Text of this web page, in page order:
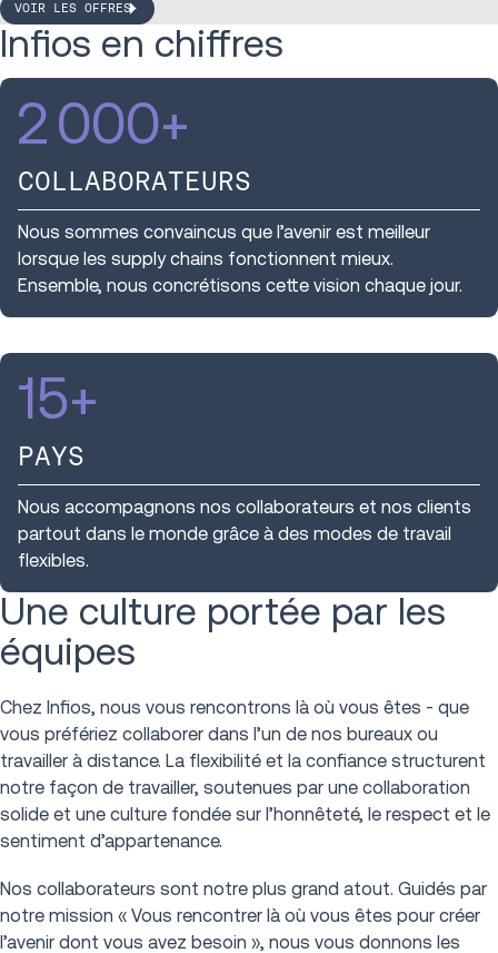
VOIR LES OFFRES
Infios en chiffres
2 000+
COLLABORATEURS
Nous sommes convaincus que l’avenir est meilleur
lorsque les supply chains fonctionnent mieux.
Ensemble, nous concrétisons cette vision chaque jour.
15+
PAYS
Nous accompagnons nos collaborateurs et nos clients
partout dans le monde grâce à des modes de travail
flexibles.
Une culture portée par les
équipes
Chez Infios, nous vous rencontrons là où vous êtes - que
vous préfériez collaborer dans l’un de nos bureaux ou
travailler à distance. La flexibilité et la confiance structurent
notre façon de travailler, soutenues par une collaboration
solide et une culture fondée sur l’honnêteté, le respect et le
sentiment d’appartenance.
Nos collaborateurs sont notre plus grand atout. Guidés par
notre mission « Vous rencontrer là où vous êtes pour créer
l’avenir dont vous avez besoin », nous vous donnons les